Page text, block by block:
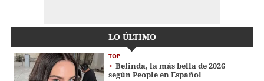
LO ÚLTIMO
TOP
Belinda, la más bella de 2026
según People en Español